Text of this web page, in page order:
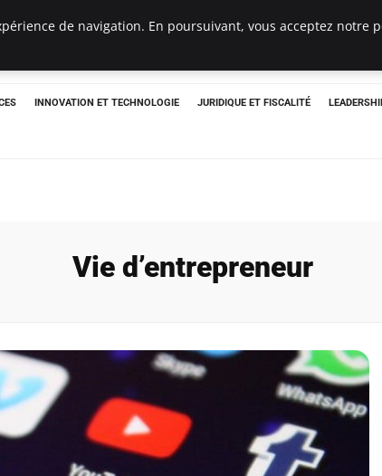
INNOVATION ET TECHNOLOGIE JURIDIQUE ET FISCALITÉ
Vie d’entrepreneur
de navigation. En poursuivant, vous acceptez notre